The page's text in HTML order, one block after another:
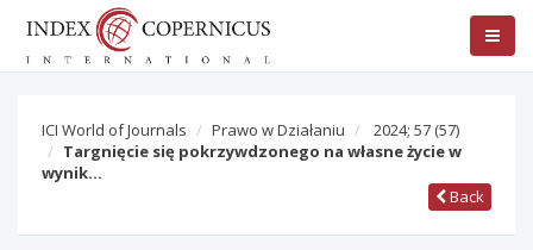
ICI World of Journals Prawo w Działaniu 2024; 57 (57)
Targnięcie się pokrzywdzonego na własne życie w
wynik…
Back